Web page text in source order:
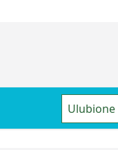
Ulubione